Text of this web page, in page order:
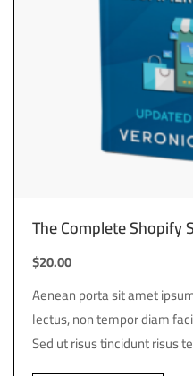
The Complete Shopify
$20.00
Aenean porta sit amet
lectus, non tempor diam
Sed ut risus tincidunt risus
imperdiet…